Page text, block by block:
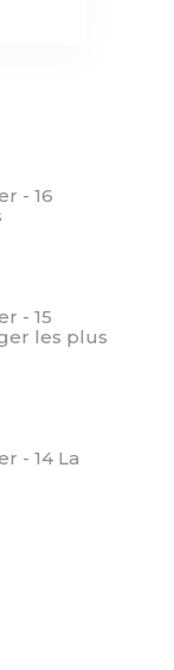
- 16
- 15
les plus
- 14 La